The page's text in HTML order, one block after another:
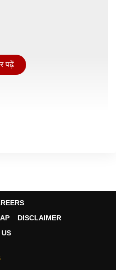
बार सवाल खड़े किए हैं और उसे
पढ़ें
DISCLAIMER